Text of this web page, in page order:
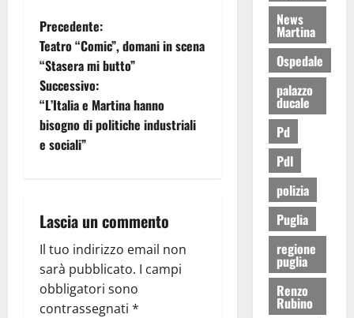
Precedente:
Teatro “Comic”, domani in scena
“Stasera mi butto”
Successivo:
“L’Italia e Martina hanno
bisogno di politiche industriali
e sociali”
Lascia un commento
Il tuo indirizzo email non
sarà pubblicato. I campi
obbligatori sono
contrassegnati *
News
Martina
Ospedale
palazzo
ducale
Pd
Pdl
polizia
Puglia
regione
puglia
Renzo
Rubino